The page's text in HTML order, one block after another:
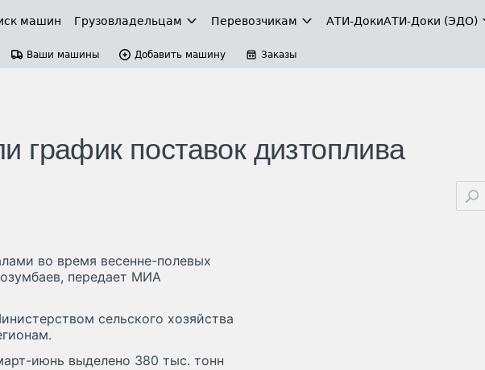
машин Грузовладельцам Перевозчикам АТИ-ДокиАТИ-Доки (ЭДО)
Ваши машины Добавить машину Заказы
график поставок дизтоплива
во время весенне-полевых
передает МИА
сельского хозяйства
июнь выделено 380 тыс. тонн